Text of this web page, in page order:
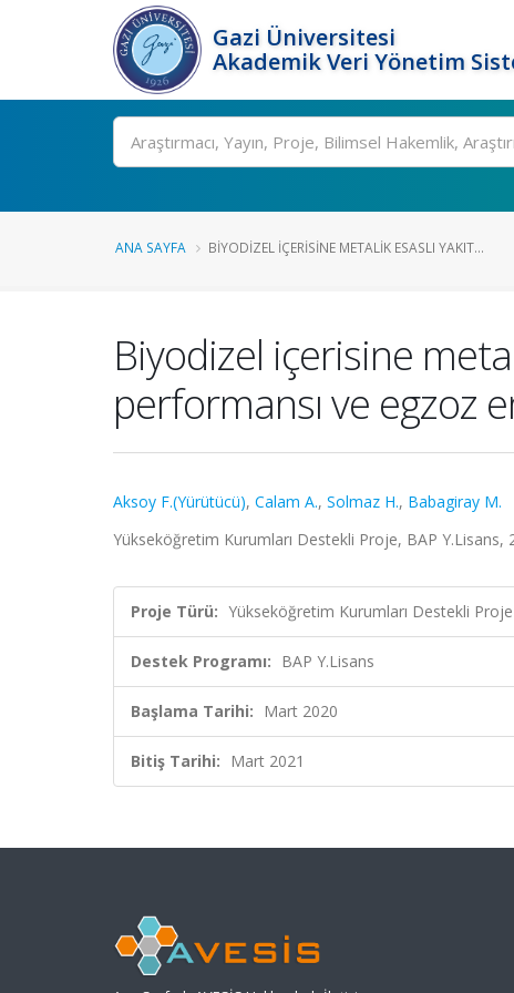
Gazi Üniversitesi
Akademik Veri Yönetim
Ara
ANA SAYFA BIYODIZEL IÇERISINE METALIK ESASLI YAKIT...
Biyodizel içerisine
performansı ve egzoz
Aksoy F.(Yürütücü), Calam A., Solmaz H., Babagiray M.
Yükseköğretim Kurumları Destekli Proje, BAP Y.Lisans,
Proje Türü: Yükseköğretim Kurumları Destekli Proje
Destek Programı: BAP Y.Lisans
Başlama Tarihi: Mart 2020
Bitiş Tarihi: Mart 2021